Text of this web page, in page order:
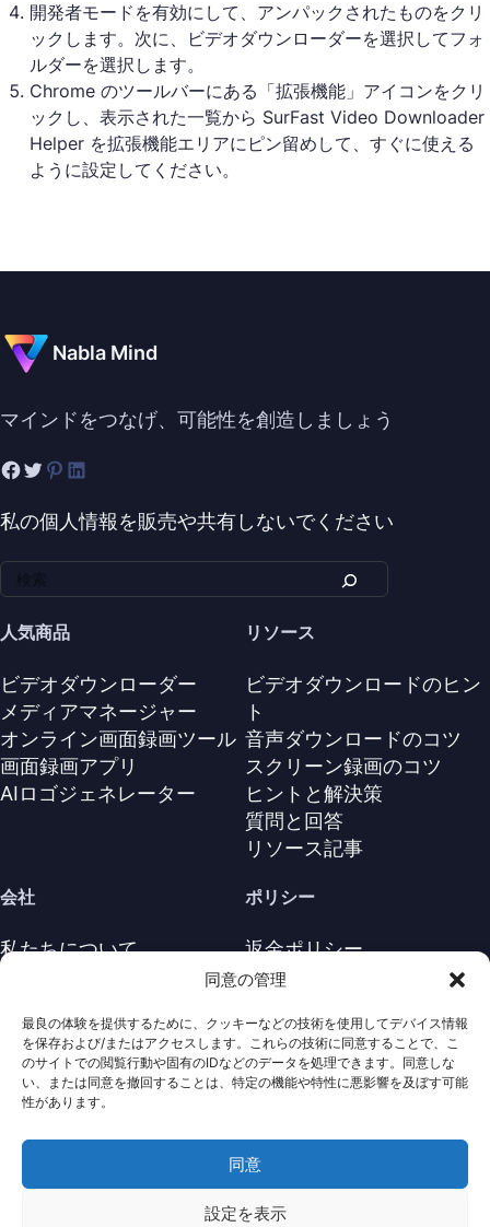
同意の管理
最良の体験を提供するために、クッキーなどの技術を使用してデバイス情報
を保存および/またはアクセスします。これらの技術に同意することで、こ
のサイトでの閲覧行動や固有のIDなどのデータを処理できます。同意しな
い、または同意を撤回することは、特定の機能や特性に悪影響を及ぼす可能
性があります。
同意
設定を表示
開発者モードを有効にして、アンパックされたものをクリ
ックします。次に、ビデオダウンローダーを選択してフォ
ルダーを選択します。
Chrome のツールバーにある「拡張機能」アイコンをクリ
ックし、表示された一覧から SurFast Video Downloader
Helper を拡張機能エリアにピン留めして、すぐに使える
ように設定してください。
Nabla Mind
マインドをつなげ、可能性を創造しましょう
私の個人情報を販売や共有しないでください
人気商品
ビデオダウンローダー
メディアマネージャー
オンライン画面録画ツール
画面録画アプリ
AIロゴジェネレーター
リソース
ビデオダウンロードのヒン
ト
音声ダウンロードのコツ
スクリーン録画のコツ
ヒントと解決策
質問と回答
リソース記事
会社
私たちについて
ポリシー
返金ポリシー
プライバシーポリシー
利用規約
アンインストール
Cookieポリシ
2026
Mind
· 著作権は全て保護されていま
す。